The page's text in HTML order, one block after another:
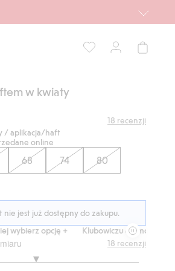
w kwiaty
ocena: 18 recenzji
/ aplikacja/haft
online
68 74 80
nie jest już dostępny do zakupu.
opcję + Klubowiczu darmowa dostawa
18 recenzji